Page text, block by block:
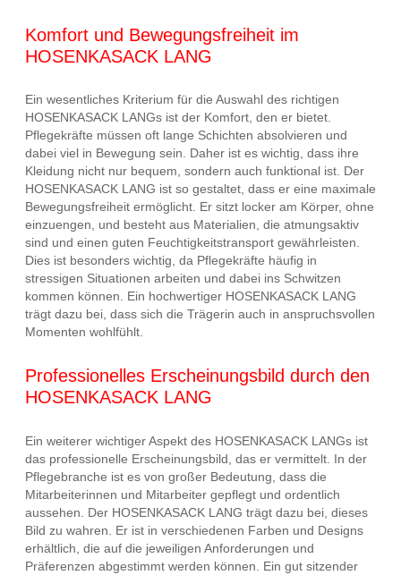
Komfort und Bewegungsfreiheit im
HOSENKASACK LANG
Ein wesentliches Kriterium für die Auswahl des richtigen
HOSENKASACK LANGs ist der Komfort, den er bietet.
Pflegekräfte müssen oft lange Schichten absolvieren und
dabei viel in Bewegung sein. Daher ist es wichtig, dass ihre
Kleidung nicht nur bequem, sondern auch funktional ist. Der
HOSENKASACK LANG ist so gestaltet, dass er eine maximale
Bewegungsfreiheit ermöglicht. Er sitzt locker am Körper, ohne
einzuengen, und besteht aus Materialien, die atmungsaktiv
sind und einen guten Feuchtigkeitstransport gewährleisten.
Dies ist besonders wichtig, da Pflegekräfte häufig in
stressigen Situationen arbeiten und dabei ins Schwitzen
kommen können. Ein hochwertiger HOSENKASACK LANG
trägt dazu bei, dass sich die Trägerin auch in anspruchsvollen
Momenten wohlfühlt.
Professionelles Erscheinungsbild durch den
HOSENKASACK LANG
Ein weiterer wichtiger Aspekt des HOSENKASACK LANGs ist
das professionelle Erscheinungsbild, das er vermittelt. In der
Pflegebranche ist es von großer Bedeutung, dass die
Mitarbeiterinnen und Mitarbeiter gepflegt und ordentlich
aussehen. Der HOSENKASACK LANG trägt dazu bei, dieses
Bild zu wahren. Er ist in verschiedenen Farben und Designs
erhältlich, die auf die jeweiligen Anforderungen und
Präferenzen abgestimmt werden können. Ein gut sitzender